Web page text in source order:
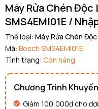
Máy Rửa Chén
SMS4EMI01E /
Thể loại: Máy Rửa Chén
Mã: Bosch SMS4EMI01E
Tình trạng: Còn hàng
Chương Trình
Giảm 100,000đ cho